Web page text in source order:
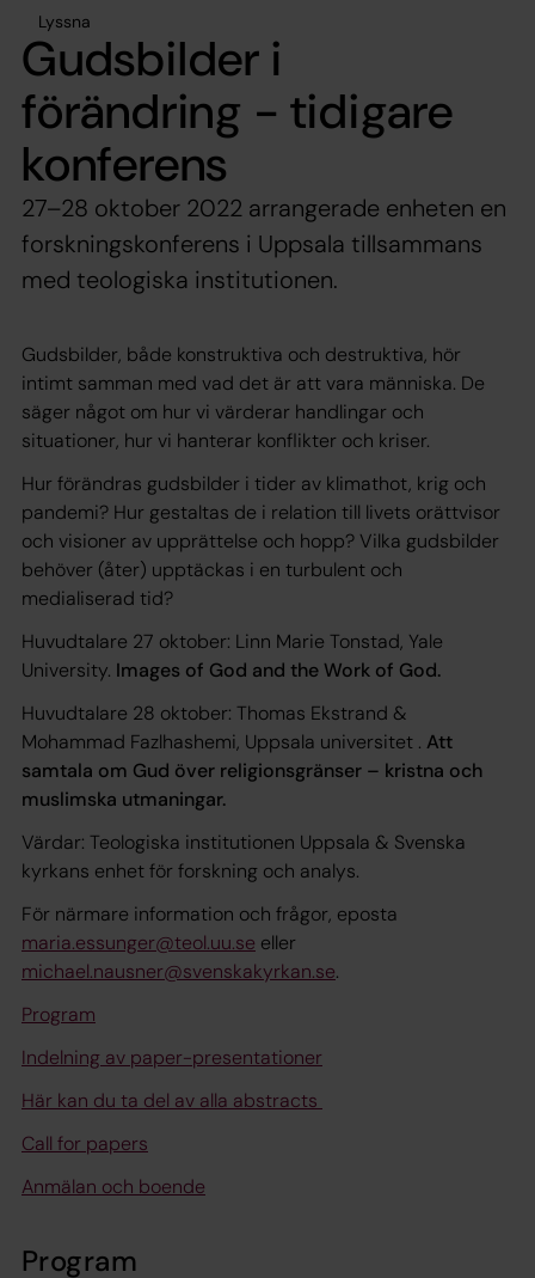
Lyssna
Gudsbilder i
förändring - tidigare
konferens
27–28 oktober 2022 arrangerade enheten en
forskningskonferens i Uppsala tillsammans
med teologiska institutionen.
Gudsbilder, både konstruktiva och destruktiva, hör
intimt samman med vad det är att vara människa. De
säger något om hur vi värderar handlingar och
situationer, hur vi hanterar konflikter och kriser.
Hur förändras gudsbilder i tider av klimathot, krig och
pandemi? Hur gestaltas de i relation till livets orättvisor
och visioner av upprättelse och hopp? Vilka gudsbilder
behöver (åter) upptäckas i en turbulent och
medialiserad tid?
Huvudtalare 27 oktober: Linn Marie Tonstad, Yale
University. Images of God and the Work of God.
Huvudtalare 28 oktober: Thomas Ekstrand &
Mohammad Fazlhashemi, Uppsala universitet . Att
samtala om Gud över religionsgränser – kristna och
muslimska utmaningar.
Värdar: Teologiska institutionen Uppsala & Svenska
kyrkans enhet för forskning och analys.
För närmare information och frågor, eposta
maria.essunger@teol.uu.se eller
michael.nausner@svenskakyrkan.se.
Program
Indelning av paper-presentationer
Här kan du ta del av alla abstracts
Call for papers
Anmälan och boende
Program